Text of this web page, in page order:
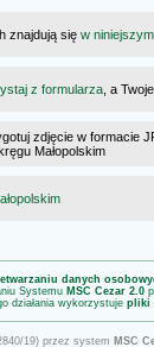
znajdują się w
z formularza , a
zdjęcie w formacie
Małopolskim
danych
Systemu MSC Cezar 2.0
działania wykorzystuje pliki
19) przez system MSC